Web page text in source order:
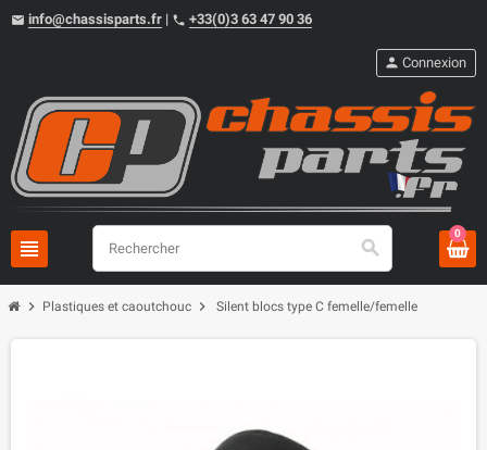
email info@chassisparts.fr | phone +33(0)3 63 47 90 36
view_headline search
person Connexion
0
chevron_right Plastiques et caoutchouc chevron_right Silent blocs type C femelle/femelle